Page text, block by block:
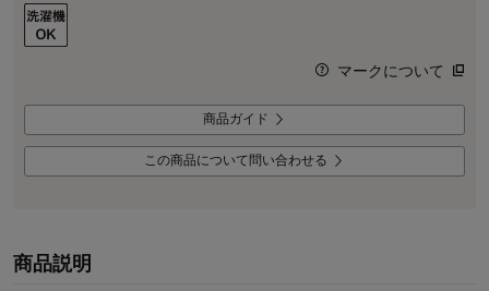
マークについて
商品ガイド
この商品について問い合わせる
商品説明